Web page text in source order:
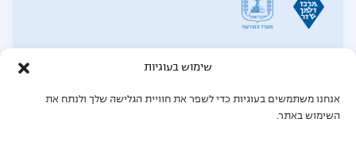
שימוש בעוגיות
אנחנו משתמשים בעוגיות כדי לשפר את חוויית הגלישה שלך ולנתח את
השימוש באתר.
תחזוקת אתר: Mgt force מומחים לאתרי וורדפרס